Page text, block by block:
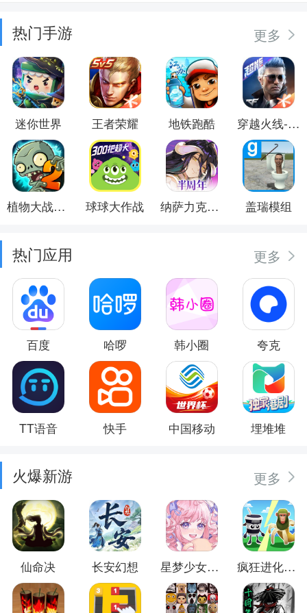
热门手游 更多
迷你世界 王者荣耀 地铁跑酷 穿越火线-枪战王者
植物大战僵尸2 球球大作战 纳萨力克之王 盖瑞模组
热门应用 更多
百度 哈啰 韩小圈 夸克
TT语音 快手 中国移动 埋堆堆
火爆新游 更多
仙命决 长安幻想 星梦少女换装 疯狂进化防卫战